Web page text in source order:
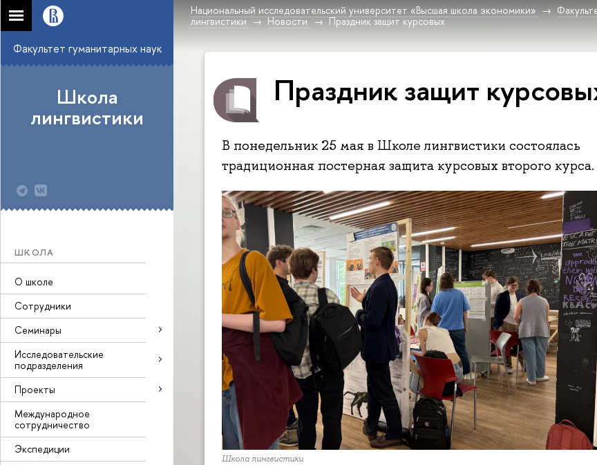
Национальный исследовательский университет «Высшая школа экономики»
лингвистики
Новости Праздник защит курсовых
Факультет гуманитарных наук
Школа
лингвистики
ШКОЛА
О школе
Сотрудники
Семинары
Исследовательские
подразделения
Проекты
Международное
сотрудничество
Экспедиции
Праздник защит
В понедельник 25 мая в Школе лингвистики состоялась
традиционная постерная защита курсовых второго курса.
Школа лингвистики